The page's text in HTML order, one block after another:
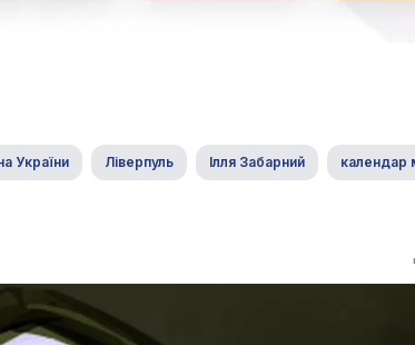
України Ліверпуль Ілля Забарний календар